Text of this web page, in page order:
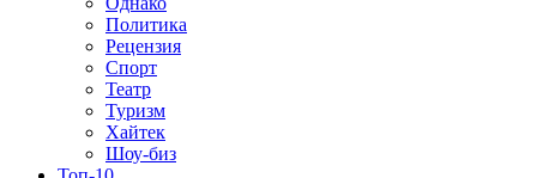
Политика
Рецензия
Спорт
Театр
Туризм
Хайтек
Шоу-биз